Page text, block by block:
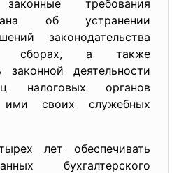
требования
об устранении
законодательства
а также
законной деятельности
налоговых органов
ими своих служебных
лет обеспечивать
бухгалтерского